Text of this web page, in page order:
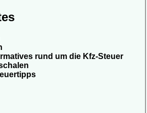
rund um die Kfz-Steuer